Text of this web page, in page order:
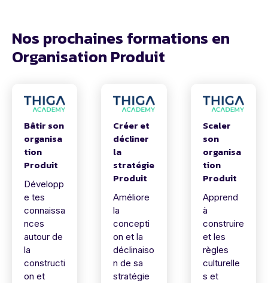
Nos prochaines formations en
Organisation Produit
Bâtir son
organisa
tion
Produit
Développ
e tes
connaissa
nces
autour de
la
constructi
on et
Créer et
décliner
la
stratégie
Produit
Améliore
la
concepti
on et la
déclinaiso
n de sa
stratégie
Scaler
son
organisa
tion
Produit
Apprend
à
construire
et les
règles
culturelle
s et